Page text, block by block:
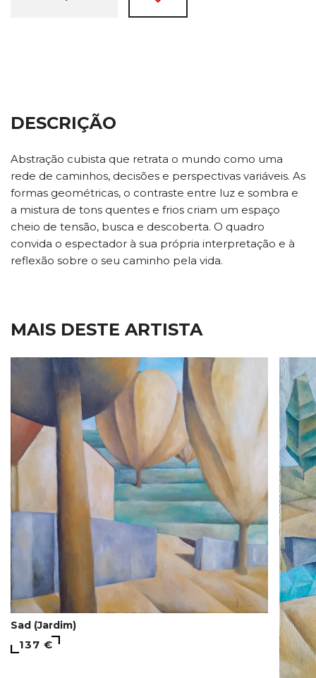
DESCRIÇÃO
Abstração cubista que retrata o mundo como uma
rede de caminhos, decisões e perspectivas variáveis. As
formas geométricas, o contraste entre luz e sombra e
a mistura de tons quentes e frios criam um espaço
cheio de tensão, busca e descoberta. O quadro
convida o espectador à sua própria interpretação e à
reflexão sobre o seu caminho pela vida.
MAIS DESTE ARTISTA
Sad (Jardim)
137 €